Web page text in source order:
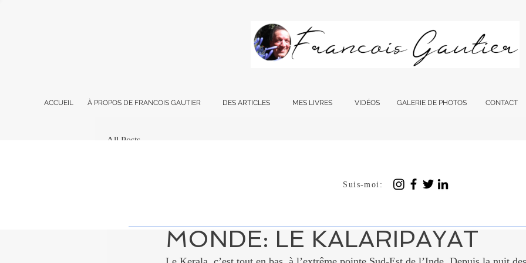
ACCUEIL À PROPOS DE FRANCOIS GAUTIER DES ARTICLES MES LIVRES VIDÉOS GALERIE DE PHOTOS CONTACT
All Posts
MONDE: LE KALARIPAYAT
6 min de lectureSuis-moi: